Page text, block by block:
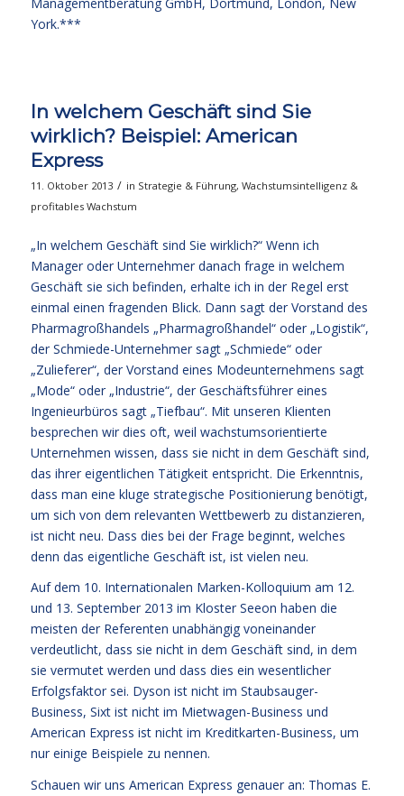
York.***
In welchem Geschäft sind Sie
wirklich? Beispiel: American
Express
11. Oktober 2013 / in Strategie & Führung, Wachstumsintelligenz &
profitables Wachstum
„In welchem Geschäft sind Sie wirklich?“ Wenn ich
Manager oder Unternehmer danach frage in welchem
Geschäft sie sich befinden, erhalte ich in der Regel erst
einmal einen fragenden Blick. Dann sagt der Vorstand des
Pharmagroßhandels „Pharmagroßhandel“ oder „Logistik“,
der Schmiede-Unternehmer sagt „Schmiede“ oder
„Zulieferer“, der Vorstand eines Modeunternehmens sagt
„Mode“ oder „Industrie“, der Geschäftsführer eines
Ingenieurbüros sagt „Tiefbau“. Mit unseren Klienten
besprechen wir dies oft, weil wachstumsorientierte
Unternehmen wissen, dass sie nicht in dem Geschäft sind,
das ihrer eigentlichen Tätigkeit entspricht. Die Erkenntnis,
dass man eine kluge strategische Positionierung benötigt,
um sich von dem relevanten Wettbewerb zu distanzieren,
ist nicht neu. Dass dies bei der Frage beginnt, welches
denn das eigentliche Geschäft ist, ist vielen neu.
Auf dem 10. Internationalen Marken-Kolloquium am 12.
und 13. September 2013 im Kloster Seeon haben die
meisten der Referenten unabhängig voneinander
verdeutlicht, dass sie nicht in dem Geschäft sind, in dem
sie vermutet werden und dass dies ein wesentlicher
Erfolgsfaktor sei. Dyson ist nicht im Staubsauger-
Business, Sixt ist nicht im Mietwagen-Business und
American Express ist nicht im Kreditkarten-Business, um
nur einige Beispiele zu nennen.
Schauen wir uns American Express genauer an: Thomas E.